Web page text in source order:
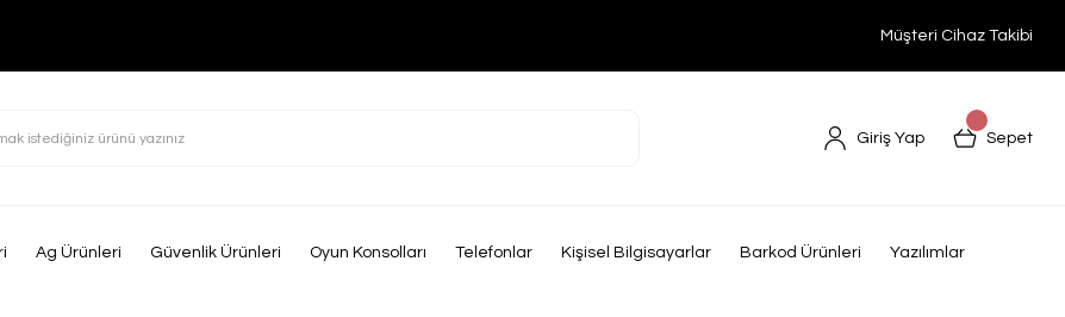
Müşteri Cihaz Takibi
Giriş Yap Sepet
Ag Ürünleri Güvenlik Ürünleri Oyun Konsolları Telefonlar Kişisel Bilgisayarlar Barkod Ürünleri Yazılımlar